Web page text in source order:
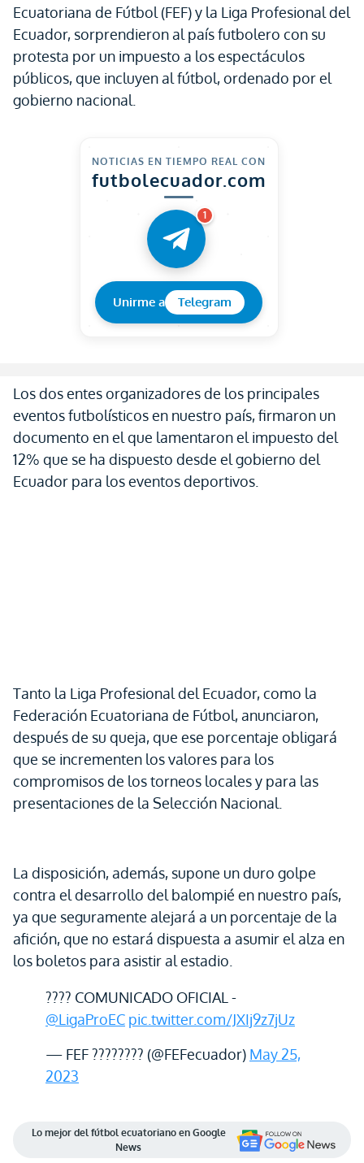
Ecuatoriana de Fútbol (FEF) y la Liga Profesional del
Ecuador, sorprendieron al país futbolero con su
protesta por un impuesto a los espectáculos
públicos, que incluyen al fútbol, ordenado por el
gobierno nacional.
NOTICIAS EN TIEMPO REAL CON
futbolecuador.com
1
Unirme a Telegram
Los dos entes organizadores de los principales
eventos futbolísticos en nuestro país, firmaron un
documento en el que lamentaron el impuesto del
12% que se ha dispuesto desde el gobierno del
Ecuador para los eventos deportivos.
Tanto la Liga Profesional del Ecuador, como la
Federación Ecuatoriana de Fútbol, anunciaron,
después de su queja, que ese porcentaje obligará
que se incrementen los valores para los
compromisos de los torneos locales y para las
presentaciones de la Selección Nacional.
La disposición, además, supone un duro golpe
contra el desarrollo del balompié en nuestro país,
ya que seguramente alejará a un porcentaje de la
afición, que no estará dispuesta a asumir el alza en
los boletos para asistir al estadio.
???? COMUNICADO OFICIAL -
@LigaProEC pic.twitter.com/JXIj9z7jUz
— FEF ???????? (@FEFecuador) May 25,
2023
Lo mejor del fútbol ecuatoriano en Google
News